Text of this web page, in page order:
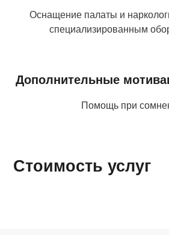
Оснащение палаты и
специализированным
Дополнительные
Помощь при
Стоимость услуг